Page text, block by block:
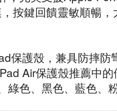
按鍵回饋靈敏順暢，
保護殼，兼具防摔防
Air保護殼推薦中的
綠色、黑色、藍色、